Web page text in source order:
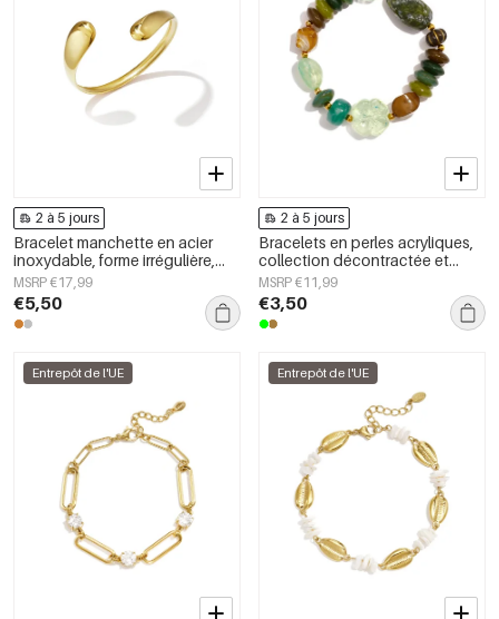
2 à 5 jours
Bracelet manchette en acier
inoxydable, forme irrégulière,
collection Simple Daily Simple,
bijoux pour femmes
MSRP €17,99
€5,50
2 à 5 jours
Bracelets en perles acryliques,
collection décontractée et
simple pour femmes
MSRP €11,99
€3,50
Entrepôt de l'UE Entrepôt de l'UE